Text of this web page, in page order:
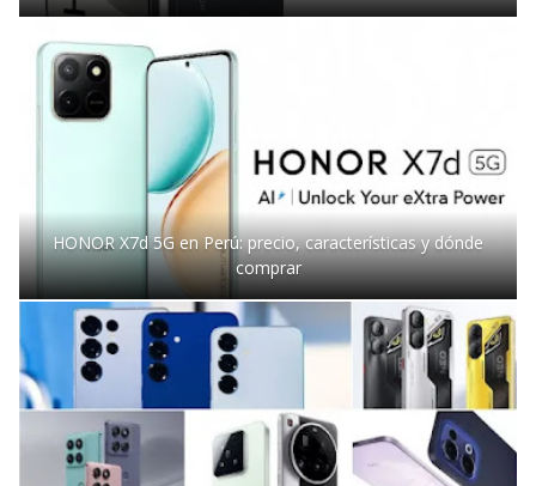
HONOR X7d 5G en Perú: precio, características y dónde
comprar